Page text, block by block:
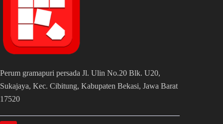
Perum gramapuri persada Jl. Ulin No.20 Blk. U20,
Sukajaya, Kec. Cibitung, Kabupaten Bekasi, Jawa Barat
17520